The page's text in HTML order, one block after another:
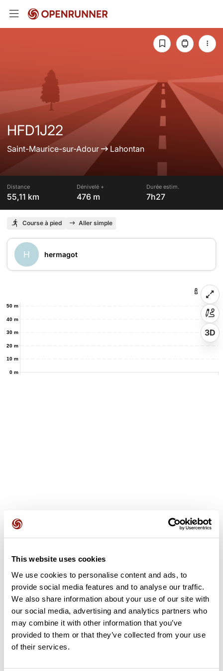
This website uses cookies
We use cookies to personalise content and ads, to
provide social media features and to analyse our traffic.
We also share information about your use of our site with
our social media, advertising and analytics partners who
may combine it with other information that you’ve
provided to them or that they’ve collected from your use
of their services.
HFD1J22
Saint-Maurice-sur-Adour Lahontan
Distance
55,11 km
Dénivelé +
476 m
Durée estim.
7h27
Course à pied Aller simple
H hermagot
0 m
10 m
20 m
30 m
40 m
50 m
3D
Ajouter un avis
Découvrez ce parcours de course à pied de 55,1 km qui débute